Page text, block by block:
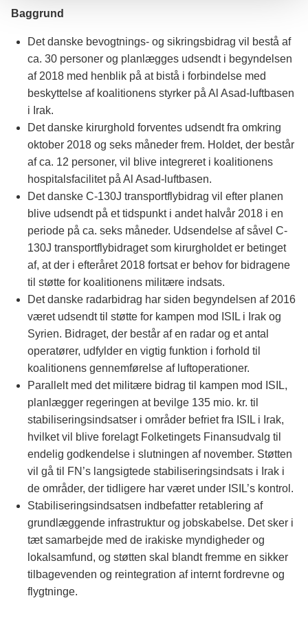
Baggrund
Det danske bevogtnings- og sikringsbidrag vil bestå af
ca. 30 personer og planlægges udsendt i begyndelsen
af 2018 med henblik på at bistå i forbindelse med
beskyttelse af koalitionens styrker på Al Asad-luftbasen
i Irak.
Det danske kirurghold forventes udsendt fra omkring
oktober 2018 og seks måneder frem. Holdet, der består
af ca. 12 personer, vil blive integreret i koalitionens
hospitalsfacilitet på Al Asad-luftbasen.
Det danske C-130J transportflybidrag vil efter planen
blive udsendt på et tidspunkt i andet halvår 2018 i en
periode på ca. seks måneder. Udsendelse af såvel C-
130J transportflybidraget som kirurgholdet er betinget
af, at der i efteråret 2018 fortsat er behov for bidragene
til støtte for koalitionens militære indsats.
Det danske radarbidrag har siden begyndelsen af 2016
været udsendt til støtte for kampen mod ISIL i Irak og
Syrien. Bidraget, der består af en radar og et antal
operatører, udfylder en vigtig funktion i forhold til
koalitionens gennemførelse af luftoperationer.
Parallelt med det militære bidrag til kampen mod ISIL,
planlægger regeringen at bevilge 135 mio. kr. til
stabiliseringsindsatser i områder befriet fra ISIL i Irak,
hvilket vil blive forelagt Folketingets Finansudvalg til
endelig godkendelse i slutningen af november. Støtten
vil gå til FN’s langsigtede stabiliseringsindsats i Irak i
de områder, der tidligere har været under ISIL’s kontrol.
Stabiliseringsindsatsen indbefatter retablering af
grundlæggende infrastruktur og jobskabelse. Det sker i
tæt samarbejde med de irakiske myndigheder og
lokalsamfund, og støtten skal blandt fremme en sikker
tilbagevenden og reintegration af internt fordrevne og
flygtninge.